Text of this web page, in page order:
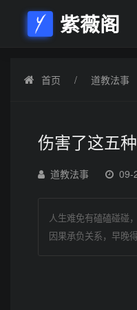
紫薇阁
首页 道教法事
伤害了这五
道教法事 09-
人生难免有磕磕碰碰
因果承负关系，早晚